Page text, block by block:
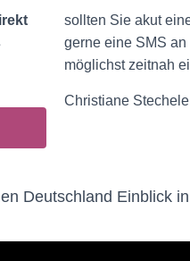
sollten Sie akut
gerne eine SMS an
möglichst zeitnah
Christiane
Deutschland Einblick